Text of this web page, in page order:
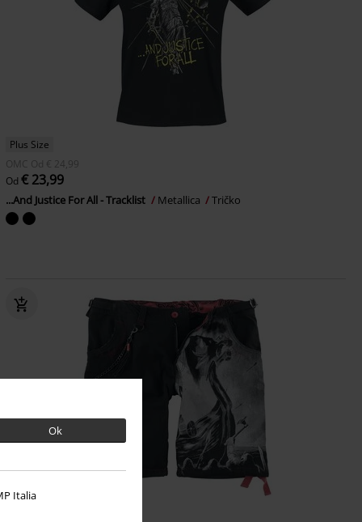
Ok
Italia
Plus Size
OMC Od € 24,99
Od € 23,99
...And Justice For All - Tracklist Metallica Tričko